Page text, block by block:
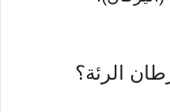
الرئة؟